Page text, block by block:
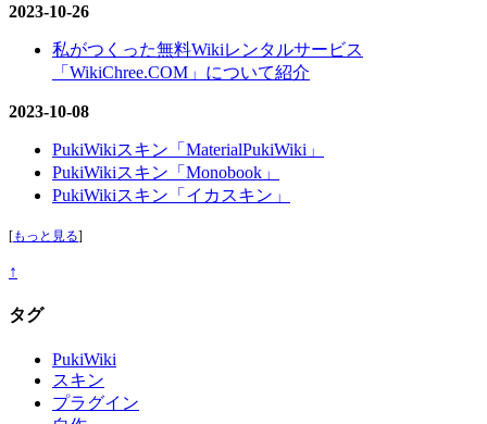
2023-10-26
私がつくった無料Wikiレンタルサービス
「WikiChree.COM」について紹介
2023-10-08
PukiWikiスキン「MaterialPukiWiki」
PukiWikiスキン「Monobook」
PukiWikiスキン「イカスキン」
[もっと見る]
↑
タグ
PukiWiki
スキン
プラグイン